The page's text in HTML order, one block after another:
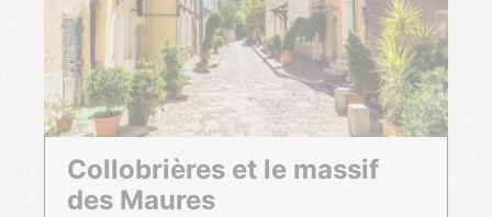
Collobrières et le massif
des Maures